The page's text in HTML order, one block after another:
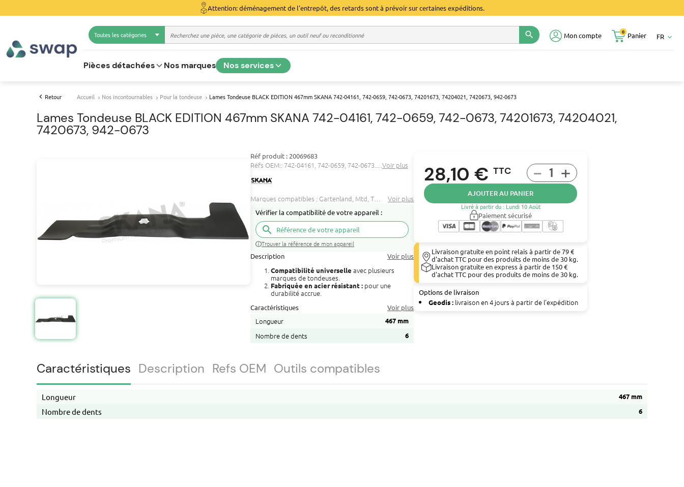
Attention: déménagement de l'entrepôt, des retards sont à prévoir sur certaines expéditions.
Toutes les catégories search Mon compte Panier
0
FR keyboard_arrow_down
Pièces détachées Nos marques Nos services
Retour Accueil Nos incontournables Pour la tondeuse Lames Tondeuse BLACK EDITION 467mm SKANA 742-04161, 742-0659, 742-0673, 74201673, 74204021, 7420673, 942-0673
Lames Tondeuse BLACK EDITION 467mm SKANA 742-04161, 742-0659, 742-0673, 74201673, 74204021,
7420673, 942-0673
Réf produit : 20069683
Réfs OEM:: 742-04161, 742-0659, 742-0673.....Voir plus
Marques compatibles : Gartenland Mtd Turbo silent ...
Voir plus
Vérifier la compatibilité de votre appareil :
search
Trouver la référence de mon appareil
Description
Voir plus
Compatibilité universelle avec plusieurs
marques de tondeuses.
Fabriquée en acier résistant: pour une
durabilité accrue.
Caractéristiques Voir plus
Longueur 467 mm
Nombre de dents 6
28,10 € TTC - +
AJOUTER AU PANIER
Livré à partir du : Lundi 10 Août
Paiement sécurisé
Livraison gratuite en point relais à partir de 79 €
d'achat TTC pour des produits de moins de 30 kg.
Livraison gratuite en express à partir de 150 €
d'achat TTC pour des produits de moins de 30 kg.
Options de livraison
Geodis : livraison en 4 jours à partir de l'expédition
Caractéristiques
Longueur 467 mm
Nombre de dents 6
Description Refs OEM Outils compatibles